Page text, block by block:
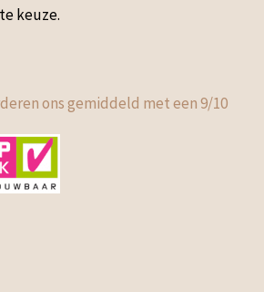
keuze.
ons gemiddeld met een9/10